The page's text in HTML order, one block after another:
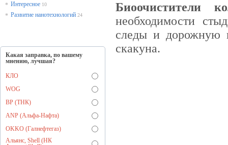
* Интересное 10
* Развитие нанотехнологий 24
Какая заправка, по вашему
мнению, лучшая?
КЛО
WOG
BP (ТНК)
ANP (Альфа-Нафта)
OKKO (Галнефтегаз)
Альянс, Shell (НК
Биоочистители
необходимости
следы и дорожную
скакуна.